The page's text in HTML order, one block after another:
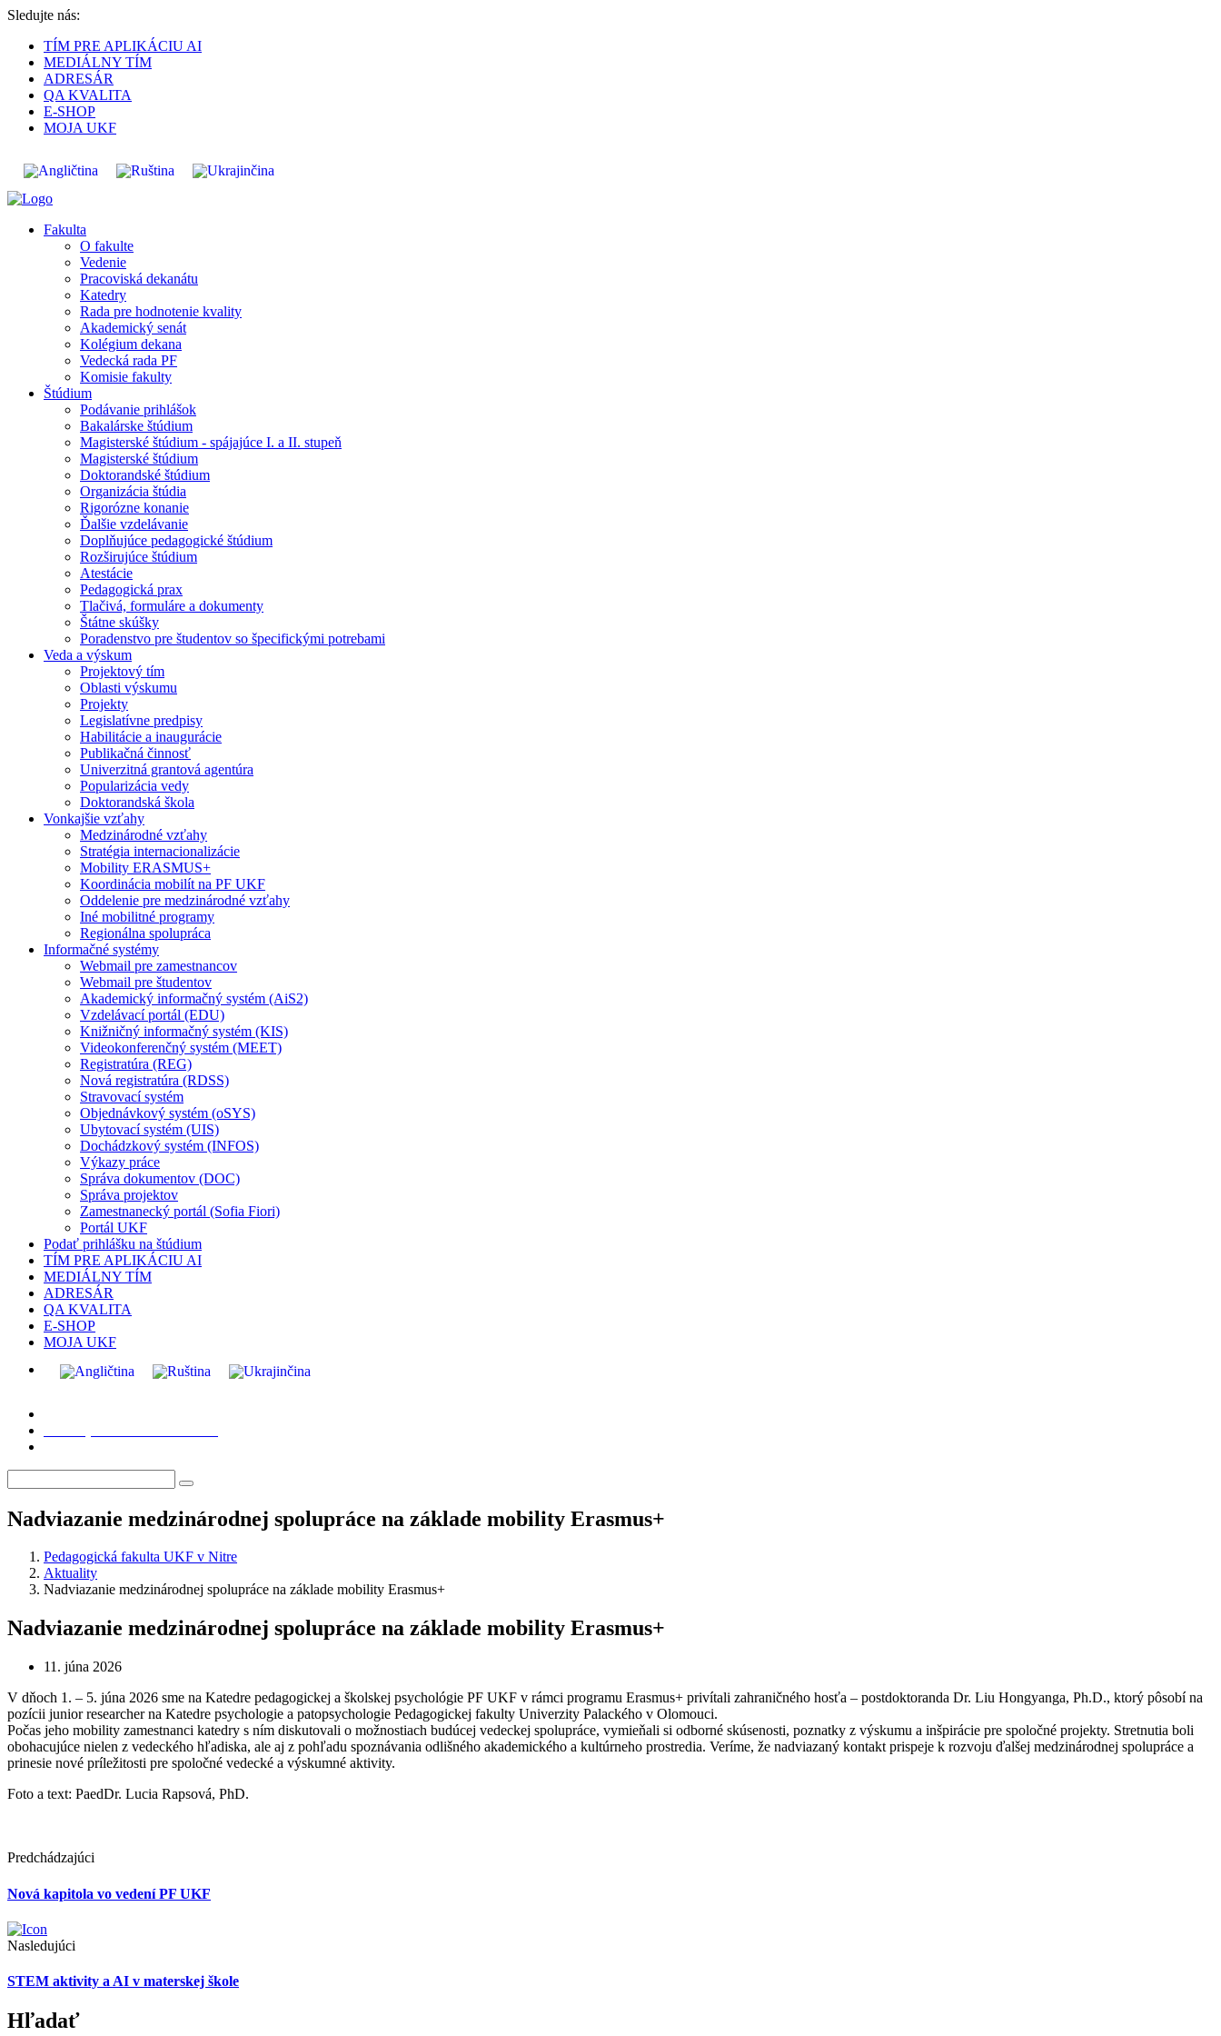
Sledujte nás:
TÍM PRE APLIKÁCIU AI
MEDIÁLNY TÍM
ADRESÁR
QA KVALITA
E-SHOP
MOJA UKF
Fakulta
O fakulte
Vedenie
Pracoviská dekanátu
Katedry
Rada pre hodnotenie kvality
Akademický senát
Kolégium dekana
Vedecká rada PF
Komisie fakulty
Štúdium
Podávanie prihlášok
Bakalárske štúdium
Magisterské štúdium - spájajúce I. a II. stupeň
Magisterské štúdium
Doktorandské štúdium
Organizácia štúdia
Rigorózne konanie
Ďalšie vzdelávanie
Doplňujúce pedagogické štúdium
Rozširujúce štúdium
Atestácie
Pedagogická prax
Tlačivá, formuláre a dokumenty
Štátne skúšky
Poradenstvo pre študentov so špecifickými potrebami
Veda a výskum
Projektový tím
Oblasti výskumu
Projekty
Legislatívne predpisy
Habilitácie a inaugurácie
Publikačná činnosť
Univerzitná grantová agentúra
Popularizácia vedy
Doktorandská škola
Vonkajšie vzťahy
Medzinárodné vzťahy
Stratégia internacionalizácie
Mobility ERASMUS+
Koordinácia mobilít na PF UKF
Oddelenie pre medzinárodné vzťahy
Iné mobilitné programy
Regionálna spolupráca
Informačné systémy
Webmail pre zamestnancov
Webmail pre študentov
Akademický informačný systém (AiS2)
Vzdelávací portál (EDU)
Knižničný informačný systém (KIS)
Videokonferenčný systém (MEET)
Registratúra (REG)
Nová registratúra (RDSS)
Stravovací systém
Objednávkový systém (oSYS)
Ubytovací systém (UIS)
Dochádzkový systém (INFOS)
Výkazy práce
Správa dokumentov (DOC)
Správa projektov
Zamestnanecký portál (Sofia Fiori)
Portál UKF
Podať prihlášku na štúdium
TÍM PRE APLIKÁCIU AI
MEDIÁLNY TÍM
ADRESÁR
QA KVALITA
E-SHOP
MOJA UKF
Nadviazanie medzinárodnej spolupráce na základe mobility Erasmus+
Pedagogická fakulta UKF v Nitre
Aktuality
Nadviazanie medzinárodnej spolupráce na základe mobility Erasmus+
Nadviazanie medzinárodnej spolupráce na základe mobility Erasmus+
11. júna 2026
V dňoch 1. – 5. júna 2026 sme na Katedre pedagogickej a školskej psychológie PF UKF v rámci programu Erasmus+ privítali zahraničného hosťa – postdoktoranda Dr. Liu Hongyanga, Ph.D., ktorý pôsobí na
pozícii junior researcher na Katedre psychologie a patopsychologie Pedagogickej fakulty Univerzity Palackého v Olomouci.
Počas jeho mobility zamestnanci katedry s ním diskutovali o možnostiach budúcej vedeckej spolupráce, vymieňali si odborné skúsenosti, poznatky z výskumu a inšpirácie pre spoločné projekty. Stretnutia boli
obohacujúce nielen z vedeckého hľadiska, ale aj z pohľadu spoznávania odlišného akademického a kultúrneho prostredia. Veríme, že nadviazaný kontakt prispeje k rozvoju ďalšej medzinárodnej spolupráce a
prinesie nové príležitosti pre spoločné vedecké a výskumné aktivity.
Foto a text: PaedDr. Lucia Rapsová, PhD.
Predchádzajúci
Nová kapitola vo vedení PF UKF
Nasledujúci
STEM aktivity a AI v materskej škole
Hľadať